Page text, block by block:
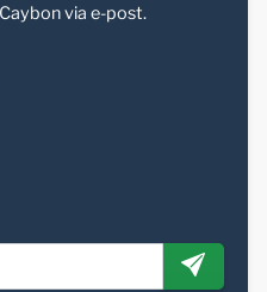
via e-post.